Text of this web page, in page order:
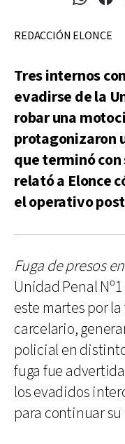
REDACCIÓN ELONCE
Tres internos
evadirse de la
robar una
protagonizaron
que terminó
relató a Elonce
el operativo
Fuga de presos
Unidad Penal
este martes por
carcelario,
policial en
fuga fue
los evadidos
para continuar